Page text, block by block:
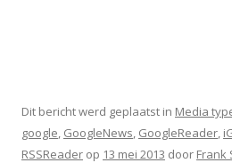
Dit bericht werd geplaatst in Media
google, GoogleNews, GoogleReader,
RSSReader op 13 mei 2013 door Frank